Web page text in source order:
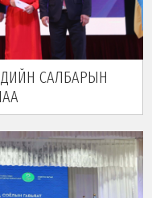
САЛБАРЫН